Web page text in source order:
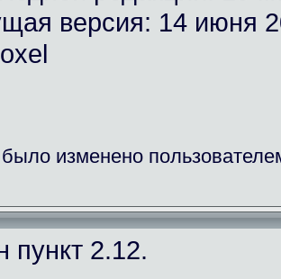
версия: 14 июня
изменено
пункт 2.12.